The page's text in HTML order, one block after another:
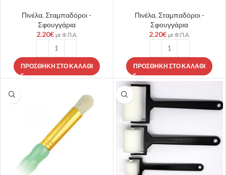
Πινέλα,Σταμπαδόροι -
Σφουγγάρια
2.20€ με Φ.Π.Α.
ΠΡΟΣΘΉΚΗ ΣΤΟ ΚΑΛΆΘΙ
Πινέλα, Σταμπαδόροι -
Σφουγγάρια
2.20€ με Φ.Π.Α.
ΠΡΟΣΘΉΚΗ ΣΤΟ ΚΑΛΆΘΙ